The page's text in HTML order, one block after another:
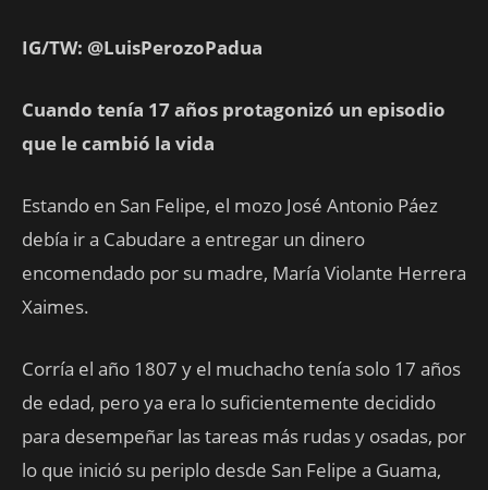
IG/TW: @LuisPerozoPadua
Cuando tenía 17 años protagonizó un episodio
que le cambió la vida
Estando en San Felipe, el mozo José Antonio Páez
debía ir a Cabudare a entregar un dinero
encomendado por su madre, María Violante Herrera
Xaimes.
Corría el año 1807 y el muchacho tenía solo 17 años
de edad, pero ya era lo suficientemente decidido
para desempeñar las tareas más rudas y osadas, por
lo que inició su periplo desde San Felipe a Guama,